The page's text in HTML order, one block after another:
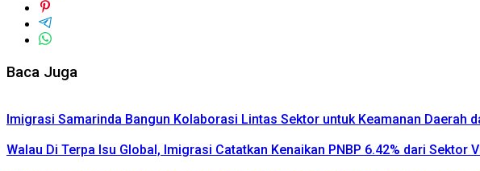
Baca Juga
Imigrasi Samarinda Bangun Kolaborasi Lintas Sektor untuk Keamanan Daerah
Walau Di Terpa Isu Global, Imigrasi Catatkan Kenaikan PNBP 6.42% dari Sektor